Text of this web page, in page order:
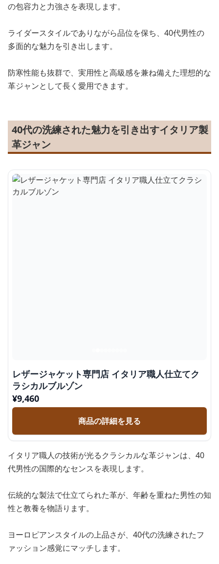
の包容力と力強さを表現します。
ライダースタイルでありながら品位を保ち、40代男性の
多面的な魅力を引き出します。
防寒性能も抜群で、実用性と高級感を兼ね備えた理想的な
革ジャンとして長く愛用できます。
40代の洗練された魅力を引き出すイタリア製
革ジャン
レザージャケット専門店 イタリア職人仕立てク
ラシカルブルゾン
¥9,460
商品の詳細を見る
イタリア職人の技術が光るクラシカルな革ジャンは、40
代男性の国際的なセンスを表現します。
伝統的な製法で仕立てられた革が、年齢を重ねた男性の知
性と教養を物語ります。
ヨーロピアンスタイルの上品さが、40代の洗練されたフ
ァッション感覚にマッチします。